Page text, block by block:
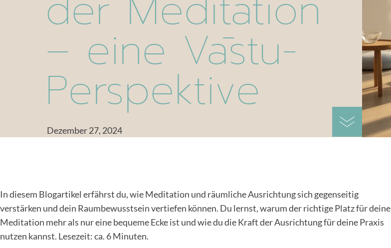
– eine Vāstu-
Perspektive
Dezember 27, 2024
In diesem Blogartikel erfährst du, wie Meditation und räumliche Ausrichtung sich gegenseitig
verstärken und dein Raumbewusstsein vertiefen können. Du lernst, warum der richtige Platz für deine
Meditation mehr als nur eine bequeme Ecke ist und wie du die Kraft der Ausrichtung für deine Praxis
nutzen kannst. Lesezeit: ca. 6 Minuten.